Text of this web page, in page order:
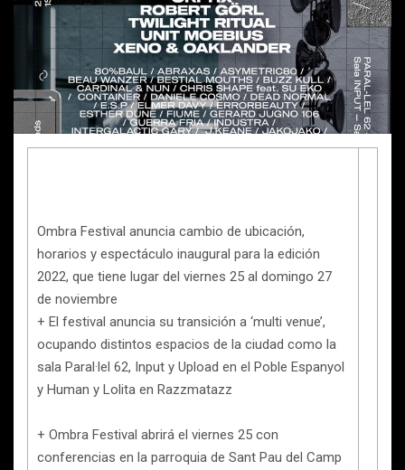
Ombra Festival anuncia cambio de ubicación,
horarios y espectáculo inaugural para la edición
2022, que tiene lugar del viernes 25 al domingo 27
de noviembre
+ El festival anuncia su transición a ‘multi venue’,
ocupando distintos espacios de la ciudad como la
sala Paral·lel 62, Input y Upload en el Poble Espanyol
y Human y Lolita en Razzmatazz
+ Ombra Festival abrirá el viernes 25 con
conferencias en la parroquia de Sant Pau del Camp